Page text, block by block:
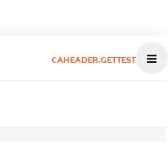
CAHEADER.GETTEST